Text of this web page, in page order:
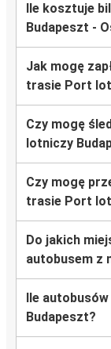
Ile kosztuje
Budapeszt -
Jak mogę
trasie Port
Czy mogę
lotniczy
Czy mogę
trasie Port
Do jakich
autobusem z
Ile
Budapeszt?